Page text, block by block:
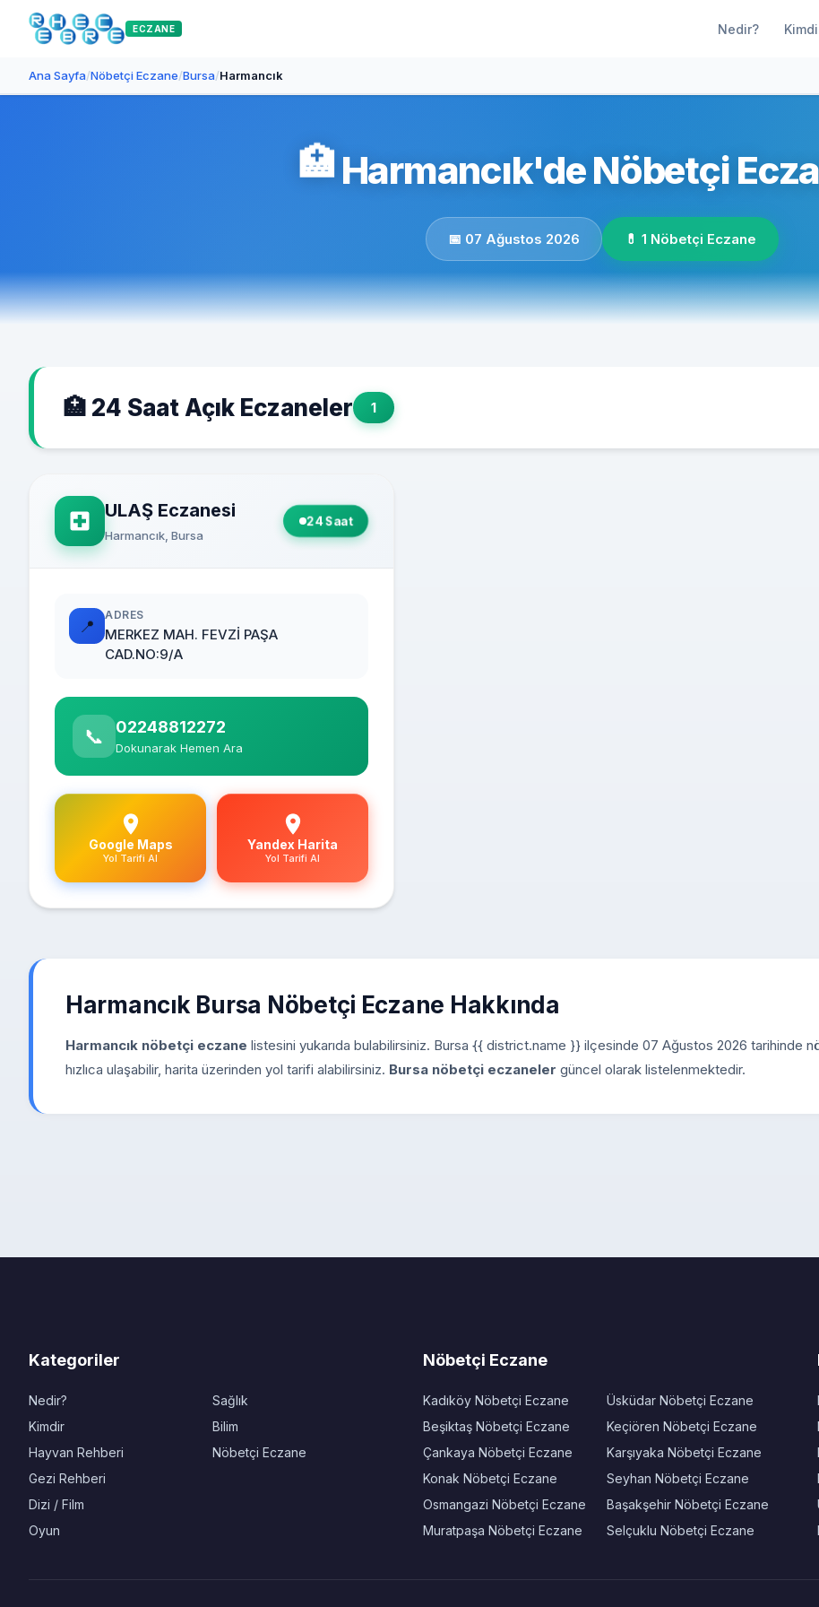
ECZANE Nedir?
Ana Sayfa/Nöbetçi Eczane/Bursa/Harmancık
🏥Harmancık'de Nöbetçi
📅 07 Ağustos 2026 💊 1 Nöbetçi Eczane
🏥 24 Saat Açık Eczaneler 1
ULAŞ Eczanesi
Harmancık, Bursa
24 Saat
📍
ADRES
MERKEZ MAH. FEVZİ PAŞA
CAD.NO:9/A
📞 02248812272
Dokunarak Hemen Ara
Google Maps
Yol Tarifi Al
Yandex Harita
Yol Tarifi Al
Harmancık Bursa Nöbetçi Eczane Hakkında
Harmancık nöbetçi eczane listesini yukarıda bulabilirsiniz. Bursa {{ district.name }} ilçesinde 07 Ağustos 2026 tarihinde
hızlıca ulaşabilir, harita üzerinden yol tarifi alabilirsiniz. Bursa nöbetçi eczaneler güncel olarak listelenmektedir.
Kategoriler
Nedir?
Kimdir
Hayvan Rehberi
Gezi Rehberi
Dizi / Film
Oyun
Sağlık
Bilim
Nöbetçi Eczane
Nöbetçi Eczane
Kadıköy Nöbetçi Eczane
Beşiktaş Nöbetçi Eczane
Çankaya Nöbetçi Eczane
Konak Nöbetçi Eczane
Osmangazi Nöbetçi Eczane
Muratpaşa Nöbetçi Eczane
Üsküdar Nöbetçi Eczane
Keçiören Nöbetçi Eczane
Karşıyaka Nöbetçi Eczane
Seyhan Nöbetçi Eczane
Başakşehir Nöbetçi Eczane
Selçuklu Nöbetçi Eczane